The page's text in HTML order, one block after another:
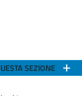
SEZIONE